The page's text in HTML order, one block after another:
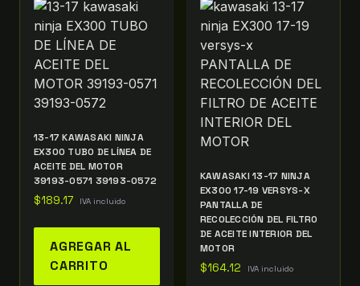
13-17 KAWASAKI NINJA
EX300 TUBO DE LÍNEA DE
ACEITE DEL MOTOR
39193-0571 39193-0572
$189.17 IVA incluido
AGREGAR AL
CARRITO
KAWASAKI 13-17 NINJA
EX300 17-19 VERSYS-X
PANTALLA DE
RECOLECCIÓN DEL FILTRO
DE ACEITE INTERIOR DEL
MOTOR
$164.12 IVA incluido